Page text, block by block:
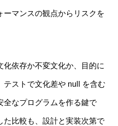
ーマンスの観点からリスクを
依存か不変文化か、目的に
テストで文化差や null を含む
全なプログラムを作る鍵で
た比較も、設計と実装次第で